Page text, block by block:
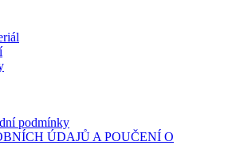
podmínky
ÚDAJŮ A POUČENÍ O